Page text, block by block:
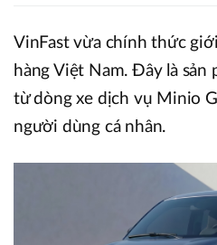
VinFast vừa chính thức
hàng Việt Nam. Đây là
từ dòng xe dịch vụ Minio
người dùng cá nhân.